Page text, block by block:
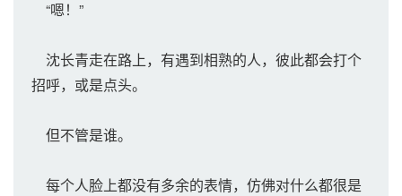
“嗯！”
沈长青走在路上，有遇到相熟的人，彼此都会打个
招呼，或是点头。
但不管是谁。
每个人脸上都没有多余的表情，仿佛对什么都很是